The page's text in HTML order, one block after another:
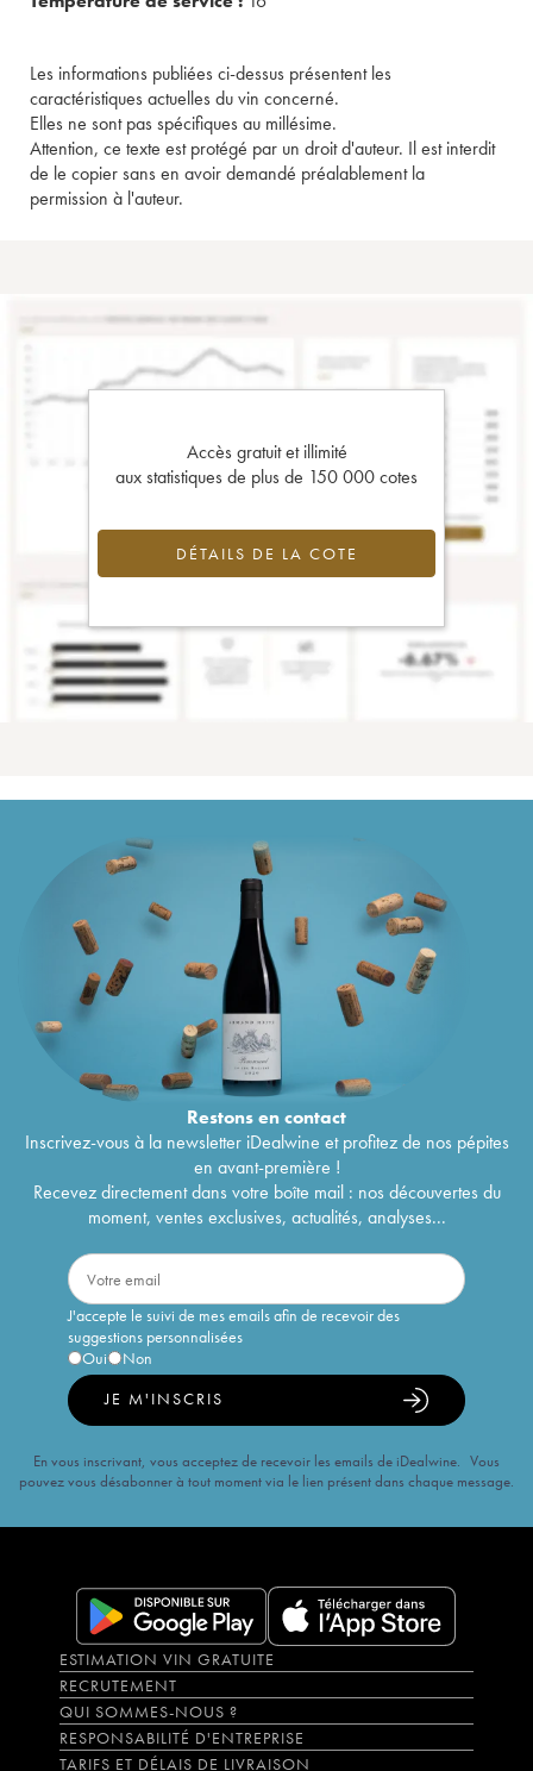
Les informations publiées ci-dessus présentent les
caractéristiques actuelles du vin concerné.
Elles ne sont pas spécifiques au millésime.
Attention, ce texte est protégé par un droit d'auteur. Il est interdit
de le copier sans en avoir demandé préalablement la
permission à l'auteur.
Accès gratuit et illimité
aux statistiques de plus de 150 000 cotes
DÉTAILS DE LA COTE
Restons encontact
Inscrivez-vous à la newsletter iDealwine et profitez de nos pépites
en avant-première !
Recevez directement dans votre boîte mail : nos découvertes du
moment, ventes exclusives, actualités, analyses...
J'accepte le suivi de mes emails afin de recevoir des
suggestions personnalisées
Oui
Non
JE M'INSCRIS
En vous inscrivant, vous acceptez de recevoir les emails de iDealwine. Vous
pouvez vous désabonner à tout moment via le lien présent dans chaque message.
ESTIMATION VIN GRATUITE
RECRUTEMENT
QUI SOMMES-NOUS ?
RESPONSABILITÉ D'ENTREPRISE
TARIFS ET DÉLAIS DE LIVRAISON